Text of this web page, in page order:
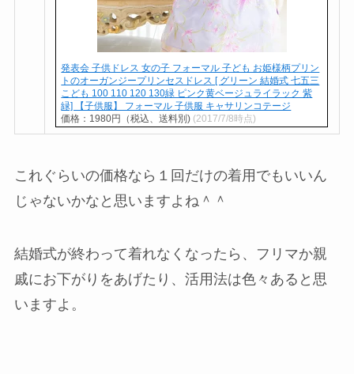
発表会 子供ドレス 女の子 フォーマル 子ども お姫様柄プリン
トのオーガンジープリンセスドレス [ グリーン 結婚式 七五三
こども 100 110 120 130緑 ピンク黄ベージュライラック 紫
緑] 【子供服】 フォーマル 子供服 キャサリンコテージ
価格：1980円（税込、送料別) (2017/7/8時点)
これぐらいの価格なら１回だけの着用でもいいん
じゃないかなと思いますよね＾＾
結婚式が終わって着れなくなったら、フリマか親
戚にお下がりをあげたり、活用法は色々あると思
いますよ。